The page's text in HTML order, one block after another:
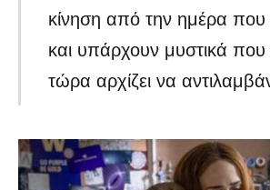
κίνηση από την ημέρα που
και υπάρχουν μυστικά
τώρα αρχίζει να